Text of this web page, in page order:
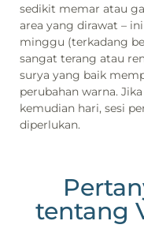
sedikit memar atau
area yang dirawat –
minggu (terkadang
sangat terang atau
surya yang baik
perubahan warna.
kemudian hari, sesi
diperlukan.
tentang